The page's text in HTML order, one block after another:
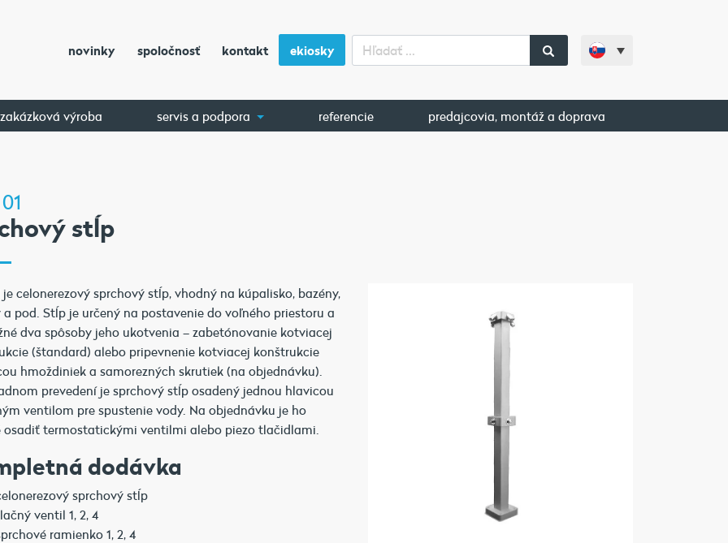
novinky spoločnosť kontakt ekiosky
zakázková výroba servis a podpora referencie predajcovia, montáž a doprava
stĺp
je celonerezový sprchový stĺp, vhodný na kúpalisko, bazény,
a pod. Stĺp je určený na postavenie do voľného priestoru a
dva spôsoby jeho ukotvenia – zabetónovanie kotviacej
(štandard) alebo pripevnenie kotviacej konštrukcie
hmoždiniek a samorezných skrutiek (na objednávku).
prevedení je sprchový stĺp osadený jednou hlavicou
ventilom pre spustenie vody. Na objednávku je ho
osadiť termostatickými ventilmi alebo piezo tlačidlami.
dodávka
sprchový stĺp
ventil 1, 2, 4
ramienko 1, 2, 4